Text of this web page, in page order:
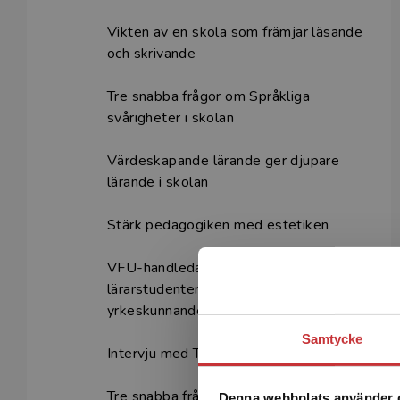
Samtycke
Vikten av en skola som främjar läsande
och skrivande
Tre snabba frågor om Språkliga
svårigheter i skolan
Värdeskapande lärande ger djupare
lärande i skolan
Stärk pedagogiken med estetiken
VFU-handledares betydelse för
lärarstudenters praktiska
yrkeskunnande
Intervju med Therese Nilsson